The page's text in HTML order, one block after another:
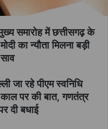
समारोह में छत्तीसगढ़ के
का न्यौता मिलना बड़ी
जा रहे पीएम स्वनिधि
काल पर की बात, गणतंत्र
दी बधाई